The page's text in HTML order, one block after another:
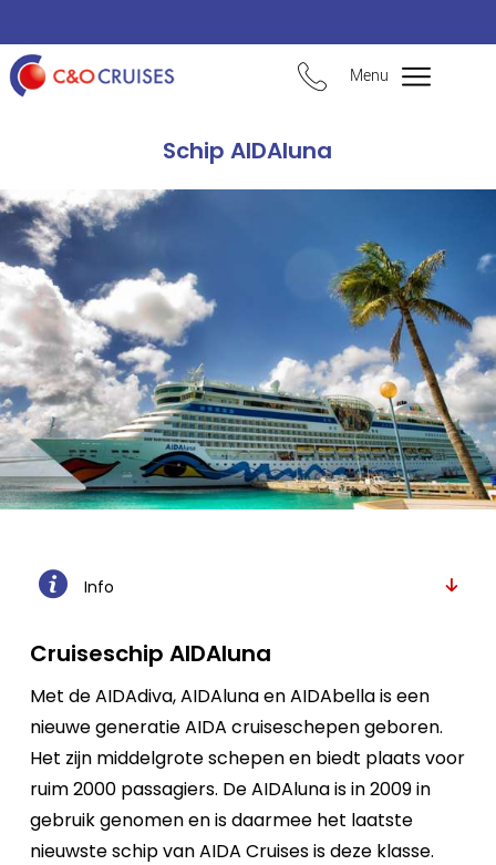
Menu
Schip AIDAluna
Info
Cruiseschip AIDAluna
Met de AIDAdiva, AIDAluna en AIDAbella is een
nieuwe generatie AIDA cruiseschepen geboren.
Het zijn middelgrote schepen en biedt plaats voor
ruim 2000 passagiers. De AIDAluna is in 2009 in
gebruik genomen en is daarmee het laatste
nieuwste schip van AIDA Cruises is deze klasse.